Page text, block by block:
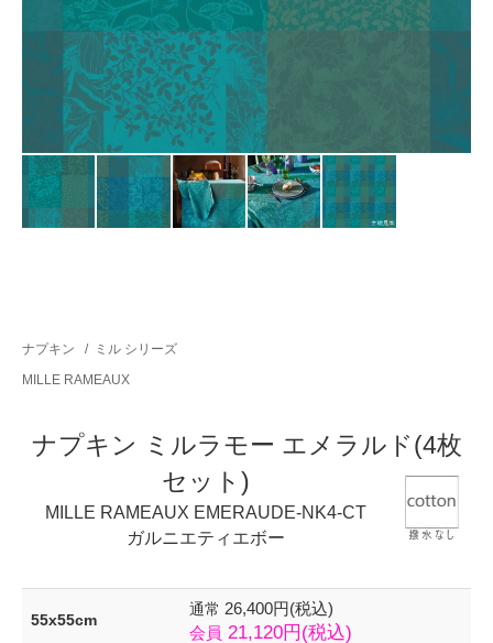
ナプキン /
ミル シリーズ
MILLE RAMEAUX
ナプキン ミルラモー エメラルド(4枚
セット)
MILLE RAMEAUX EMERAUDE-NK4-CT
ガルニエティエボー
55x55cm
通常 26,400円(税込)
会員 21,120円(税込)